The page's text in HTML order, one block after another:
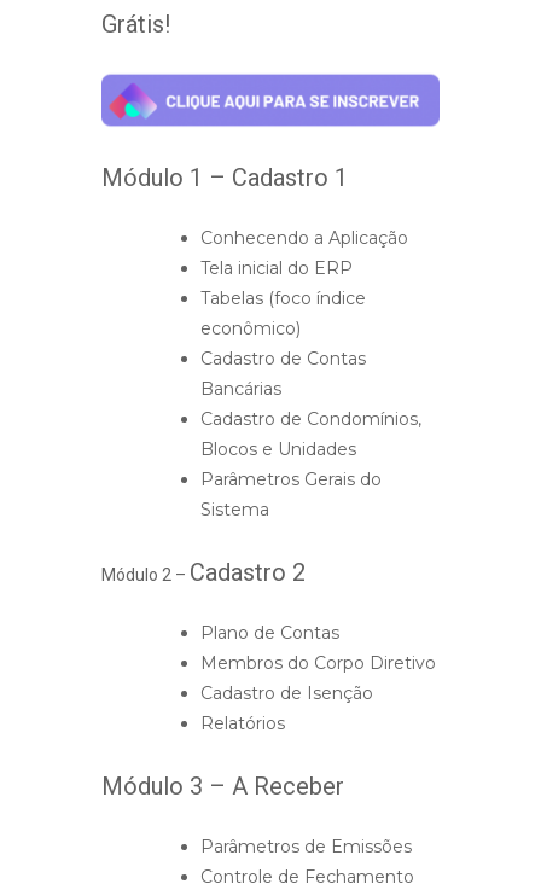
Grátis!
Módulo 1 – Cadastro 1
Conhecendo a Aplicação
Tela inicial do ERP
Tabelas (foco índice
econômico)
Cadastro de Contas
Bancárias
Cadastro de Condomínios,
Blocos e Unidades
Parâmetros Gerais do
Sistema
Módulo 2 – Cadastro 2
Plano de Contas
Membros do Corpo Diretivo
Cadastro de Isenção
Relatórios
Módulo 3 – A Receber
Parâmetros de Emissões
Controle de Fechamento